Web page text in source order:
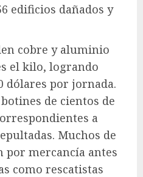
edificios dañados y
cobre y aluminio
el kilo, logrando
dólares por jornada.
de cientos de
a
Muchos de
por mercancía antes
como rescatistas